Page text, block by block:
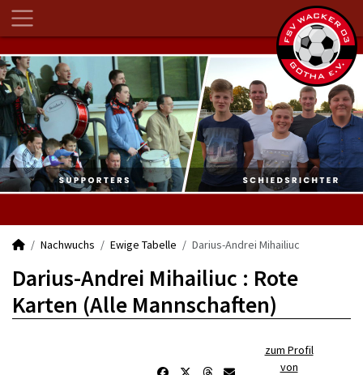
Nachwuchs Ewige Tabelle Darius-Andrei Mihailiuc
Darius-Andrei Mihailiuc : Rote
Karten (Alle Mannschaften)
zum Profil
von